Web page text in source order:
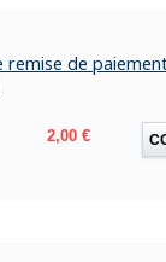
remise de
Prix
2,00 €